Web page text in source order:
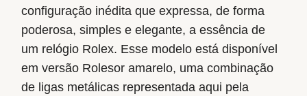
configuração inédita que expressa, de forma
poderosa, simples e elegante, a essência de
um relógio Rolex. Esse modelo está disponível
em versão Rolesor amarelo, uma combinação
de ligas metálicas representada aqui pela